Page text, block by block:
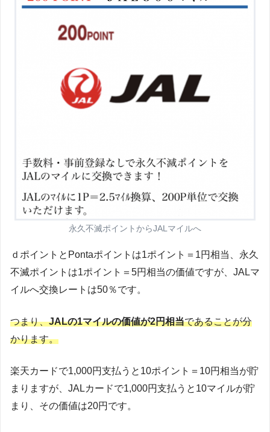
永久不滅ポイントからJALマイルへ
ｄポイントとPontaポイントは1ポイント＝1円相当、永久
不滅ポイントは1ポイント＝5円相当の価値ですが、JALマ
イルへ交換レートは50％です。
つまり、JALの1マイルの価値が2円相当であることが分
かります。
楽天カードで1,000円支払うと10ポイント＝10円相当が貯
まりますが、JALカードで1,000円支払うと10マイルが貯
まり、その価値は20円です。